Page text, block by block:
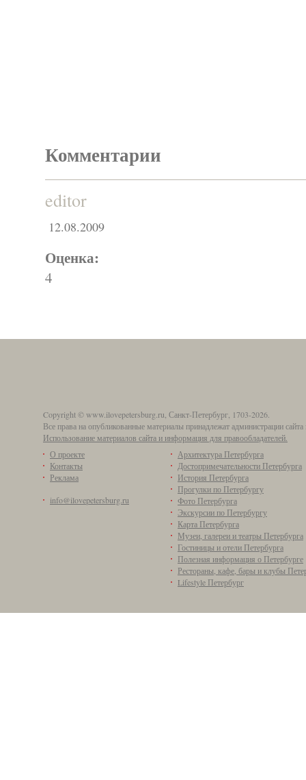
Комментарии
editor
12.08.2009
Оценка:
4
Copyright © www.ilovepetersburg.ru, Санкт-Петербург, 1703-2026.
Все права на опубликованные материалы принадлежат администрации
Использование материалов сайта и информация для правообладателей.
О проекте
Контакты
Реклама
info@ilovepetersburg.ru
Архитектура Петербурга
Достопримечательности Петербурга
История Петербурга
Прогулки по Петербургу
Фото Петербурга
Экскурсии по Петербургу
Карта Петербурга
Музеи, галереи и театры Петербурга
Гостиницы и отели Петербурга
Полезная информация о Петербурге
Рестораны, кафе, бары и клубы
Lifestyle Петербург